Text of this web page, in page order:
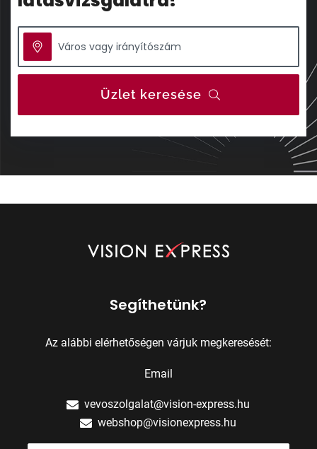
Üzlet keresése
Segíthetünk?
Az alábbi elérhetőségen várjuk megkeresését:
Email
vevoszolgalat@vision-express.hu
webshop@visionexpress.hu